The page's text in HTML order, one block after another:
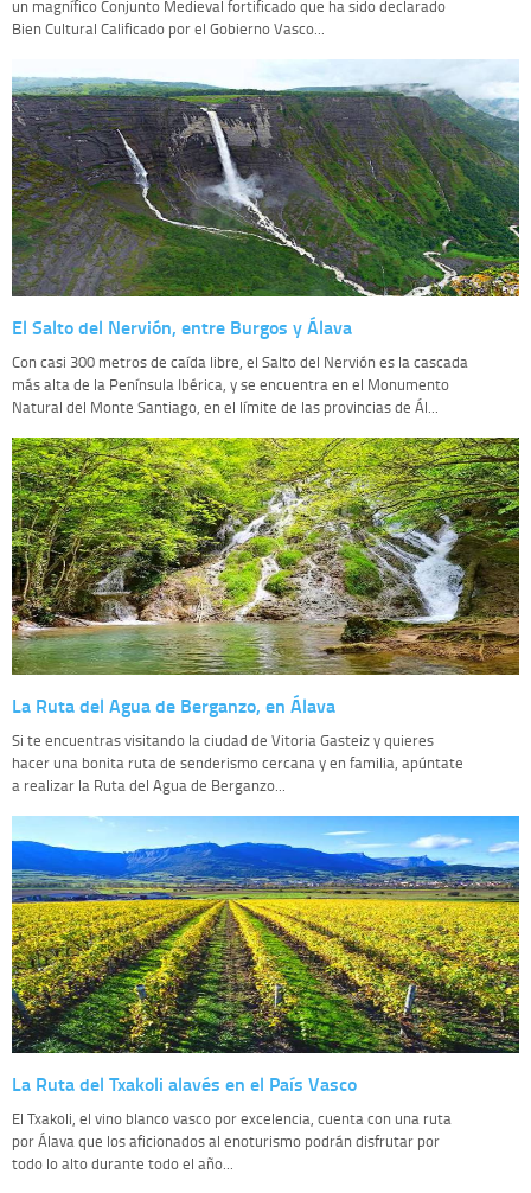
un magnífico Conjunto Medieval fortificado que ha sido declarado
Bien Cultural Calificado por el Gobierno Vasco...
El Salto del Nervión, entre Burgos y Álava
Con casi 300 metros de caída libre, el Salto del Nervión es la cascada
más alta de la Península Ibérica, y se encuentra en el Monumento
Natural del Monte Santiago, en el límite de las provincias de Ál...
La Ruta del Agua de Berganzo, en Álava
Si te encuentras visitando la ciudad de Vitoria Gasteiz y quieres
hacer una bonita ruta de senderismo cercana y en familia, apúntate
a realizar la Ruta del Agua de Berganzo...
La Ruta del Txakoli alavés en el País Vasco
El Txakoli, el vino blanco vasco por excelencia, cuenta con una ruta
por Álava que los aficionados al enoturismo podrán disfrutar por
todo lo alto durante todo el año...